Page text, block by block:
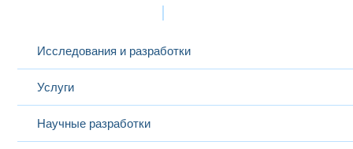
Исследования и разработки
Услуги
Научные разработки